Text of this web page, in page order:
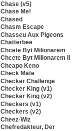
Chase (v5)
Chase Me!
Chased
Chasm Escape
Chasseu Aux Pigeons
Chatterbee
Chcete Byt Milionarem
Chcete Byt Milionarem II
Cheapo Keno
Check Mate
Checker Challenge
Checker King (v1)
Checker King (v2)
Checkers (v1)
Checkers (v2)
Cheez-Wiz
Chefredakteur, Der